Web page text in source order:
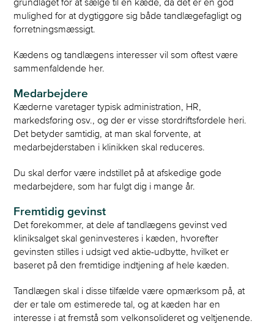
mulighed for at dygtiggøre sig både tandlægefagligt og
forretningsmæssigt.
Kædens og tandlægens interesser vil som oftest være
sammenfaldende her.
Medarbejdere
Kæderne varetager typisk administration, HR,
markedsføring osv., og der er visse stordriftsfordele heri.
Det betyder samtidig, at man skal forvente, at
medarbejderstaben i klinikken skal reduceres.
Du skal derfor være indstillet på at afskedige gode
medarbejdere, som har fulgt dig i mange år.
Fremtidig gevinst
Det forekommer, at dele af tandlægens gevinst ved
kliniksalget skal geninvesteres i kæden, hvorefter
gevinsten stilles i udsigt ved aktie-udbytte, hvilket er
baseret på den fremtidige indtjening af hele kæden.
Tandlægen skal i disse tilfælde være opmærksom på, at
der er tale om estimerede tal, og at kæden har en
interesse i at fremstå som velkonsolideret og veltjenende.